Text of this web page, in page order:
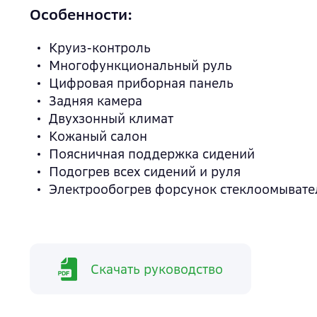
Особенности:
Круиз-контроль
Многофункциональный руль
Цифровая приборная панель
Задняя камера
Двухзонный климат
Кожаный салон
Поясничная поддержка сидений
Подогрев всех сидений и руля
Электрообогрев форсунок
Скачать руководство